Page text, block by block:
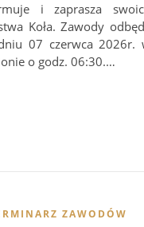
i zaprasza
Koła. Zawody
07 czerwca 2026r.
o godz. 06:30.…
ZAWODÓW